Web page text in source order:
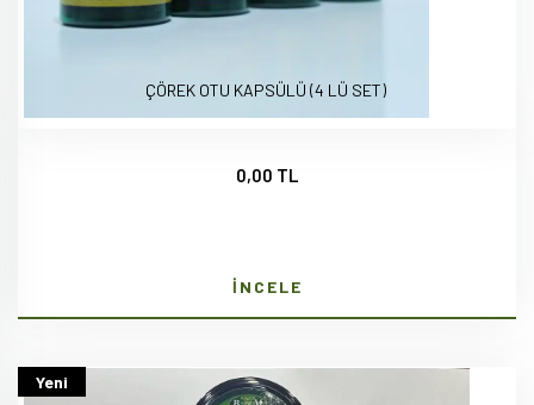
ÇÖREK OTU KAPSÜLÜ (4 LÜ SET)
0,00 TL
İNCELE
Yeni